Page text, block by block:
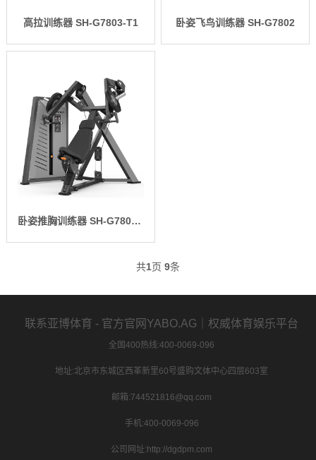
高拉训练器 SH-G7803-T1 卧姿飞鸟训练器 SH-G7802
卧姿推胸训练器 SH-G7801-T1
共1页 9条
联系亚博体育 - 官方官网YABO.AG｜权威体育娱乐平台
全国400热线:400-0069-096
地址:北京市东城区西革新里60号盛购文体中心四层603室
邮箱:744521816@qq.com
手机:400-0069-096
公司网址:http://dgdpm.com